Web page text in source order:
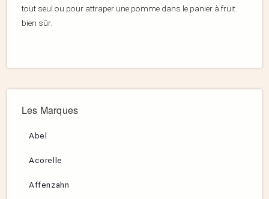
tout seul ou pour attraper une pomme dans le panier à fruit
bien sûr.
Les Marques
Abel
Acorelle
Affenzahn